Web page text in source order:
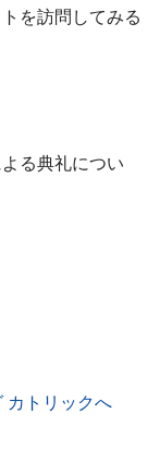
を訪問してみる
る典礼につい